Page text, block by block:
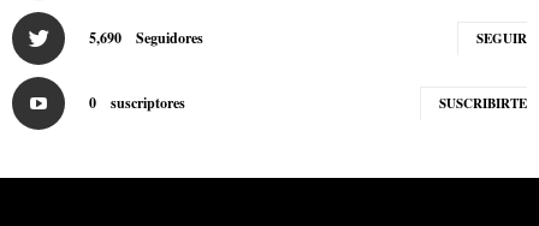
5,690 Seguidores SEGUIR
0 suscriptores SUSCRIBIRTE